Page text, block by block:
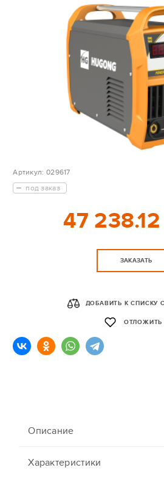
Артикул: 029617
под заказ
47
ЗАКАЗАТЬ
ДОБАВИТЬ К СПИСКУ
ОТЛОЖИТЬ
Описание
Характеристики